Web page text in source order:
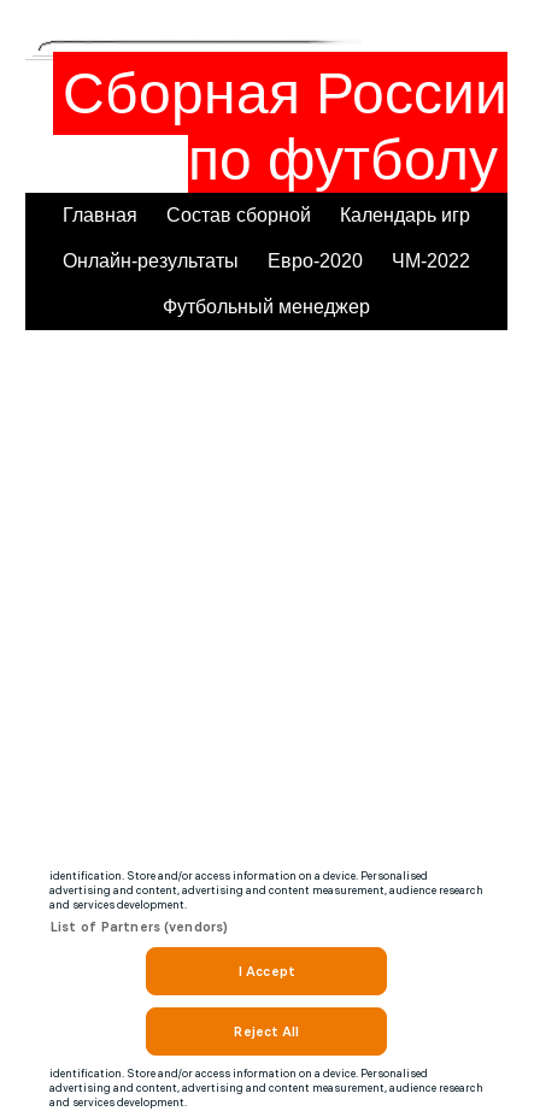
Сборная России
по футболу
Главная Состав сборной Календарь игр
Онлайн-результаты Евро-2020 ЧМ-2022
Футбольный менеджер